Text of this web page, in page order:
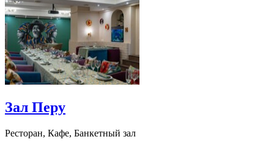
Зал Перу
Ресторан, Кафе, Банкетный зал